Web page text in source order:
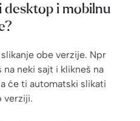
desktop i mobilnu
obe verzije. Npr
neki sajt i klikneš na
će ti automatski slikati
verziji.